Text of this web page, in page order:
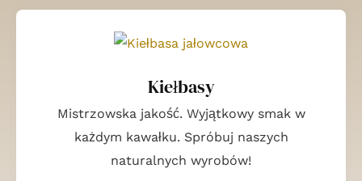
Kiełbasy
Mistrzowska jakość. Wyjątkowy smak w
każdym kawałku. Spróbuj naszych
naturalnych wyrobów!